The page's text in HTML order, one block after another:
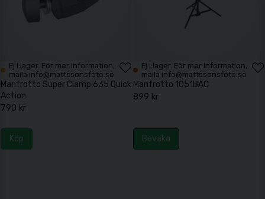
Ej i lager. För mer information,
maila info@mattssonsfoto.se
Manfrotto Super Clamp 635 Quick
Action
790 kr
Köp
Ej i lager. För mer information,
maila info@mattssonsfoto.se
Manfrotto 1051BAC
899 kr
Bevaka